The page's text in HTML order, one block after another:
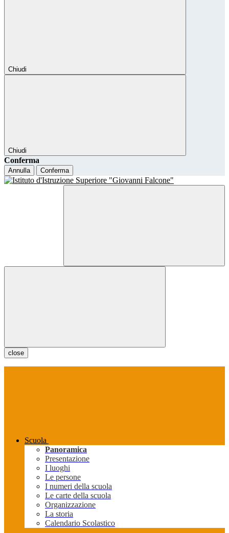
Chiudi
Chiudi
Conferma
Annulla Conferma
close
Scuola
Panoramica
Presentazione
I luoghi
Le persone
I numeri della scuola
Le carte della scuola
Organizzazione
La storia
Calendario Scolastico